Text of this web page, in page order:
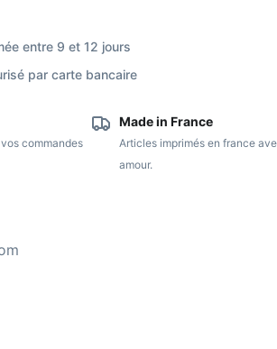
entre 9 et 12 jours
par carte bancaire
commandes
Made in France
Articles imprimés en france
amour.